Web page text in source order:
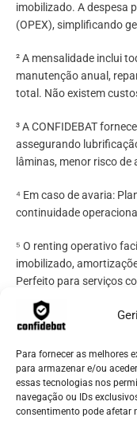
Para fornecer as melhores
para armazenar e/ou
essas tecnologias nos
navegação ou IDs
consentimento pode afetar
imobilizado. A despesa
(OPEX), simplificando
² A mensalidade inclui
manutenção anual,
total. Não existem
³ A CONFIDEBAT
assegurando
lâminas, menor risco
⁴ Em caso de avaria:
continuidade
⁵ O renting operativo
imobilizado,
Perfeito para serviços
Para contratos que
descontos progressivos
destruidoras), 10% (3 a
destruidoras), 20% (11
destruidoras).